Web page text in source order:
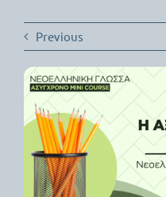
Previous